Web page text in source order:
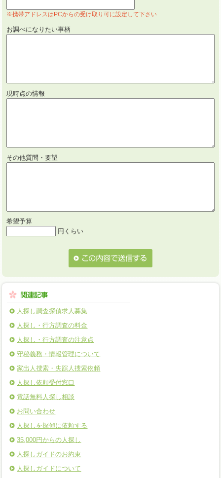
※携帯アドレスはPCからの受け取り可に設定して下さい
お調べになりたい事柄
現時点の情報
その他質問・要望
希望予算
円くらい
人探し調査探偵求人募集
人探し・行方調査の料金
人探し・行方調査の注意点
守秘義務・情報管理について
家出人捜索・失踪人捜索依頼
人探し依頼受付窓口
電話無料人探し相談
お問い合わせ
人探しを探偵に依頼する
35,000円からの人探し
人探しガイドのお約束
人探しガイドについて